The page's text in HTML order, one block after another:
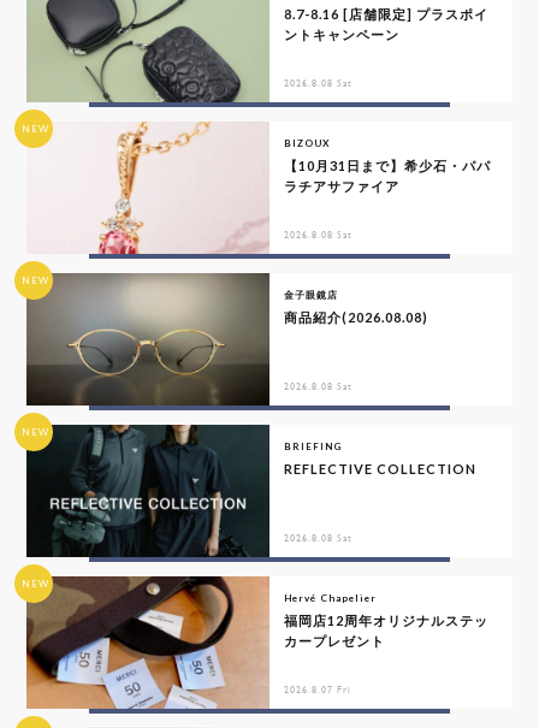
8.7-8.16 [店舗限定] プラスポイ
ントキャンペーン
2026.8.08 Sat
NEW
BIZOUX
【10月31日まで】希少石・パパ
ラチアサファイア
2026.8.08 Sat
NEW
金子眼鏡店
商品紹介(2026.08.08)
2026.8.08 Sat
NEW
BRIEFING
REFLECTIVE COLLECTION
2026.8.08 Sat
NEW
Hervé Chapelier
福岡店12周年オリジナルステッ
カープレゼント
2026.8.07 Fri